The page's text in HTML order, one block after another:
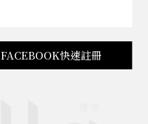
FACEBOOK快速註冊